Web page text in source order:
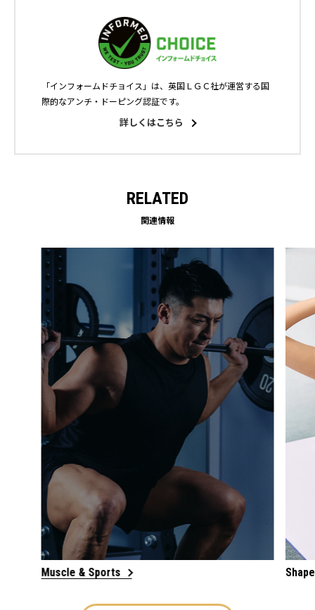
「インフォームドチョイス」は、英国ＬＧＣ社が運営する国
際的なアンチ・ドーピング認証です。
詳しくはこちら
RELATED
関連情報
Muscle & Sports